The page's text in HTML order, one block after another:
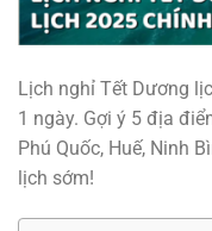
Lịch nghỉ Tết Dương
1 ngày. Gợi ý 5 địa
Phú Quốc, Huế, Ninh
lịch sớm!